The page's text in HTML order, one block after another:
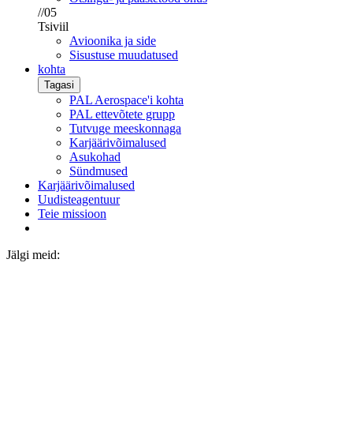
//05
Tsiviil
Avioonika ja side
Sisustuse muudatused
kohta
Tagasi
PAL Aerospace'i kohta
PAL ettevõtete grupp
Tutvuge meeskonnaga
Karjäärivõimalused
Asukohad
Sündmused
Karjäärivõimalused
Uudisteagentuur
Teie missioon
Jälgi meid: